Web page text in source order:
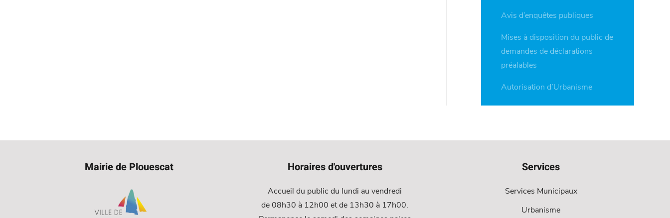
Avis d’enquêtes publiques
Mises à disposition du public de
demandes de déclarations
préalables
Autorisation d’Urbanisme
Mairie de Plouescat Horaires d'ouvertures
Accueil du public du lundi au vendredi
de 08h30 à 12h00 et de 13h30 à 17h00.
Services
Services Municipaux
Urbanisme